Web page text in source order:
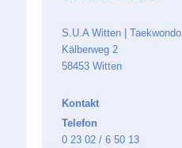
S.U.A Witten | Taekwondo
Kälberweg 2
58453 Witten
Kontakt
Telefon
0 23 02 / 6 50 13